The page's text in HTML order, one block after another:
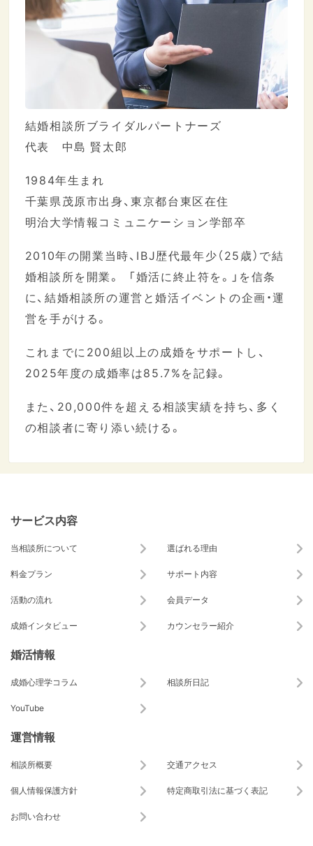
結婚相談所ブライダルパートナーズ
代表 中島 賢太郎
1984年生まれ
千葉県茂原市出身、東京都台東区在住
明治大学情報コミュニケーション学部卒
2010年の開業当時、IBJ歴代最年少（25歳）で結
婚相談所を開業。 「婚活に終止符を。」を信条
に、結婚相談所の運営と婚活イベントの企画・運
営を手がける。
これまでに200組以上の成婚をサポートし、
2025年度の成婚率は85.7%を記録。
また、20,000件を超える相談実績を持ち、多く
の相談者に寄り添い続ける。
サービス内容
当相談所について 選ばれる理由
料金プラン サポート内容
活動の流れ 会員データ
成婚インタビュー カウンセラー紹介
婚活情報
成婚心理学コラム 相談所日記
YouTube
運営情報
相談所概要 交通アクセス
個人情報保護方針 特定商取引法に基づく表記
お問い合わせ